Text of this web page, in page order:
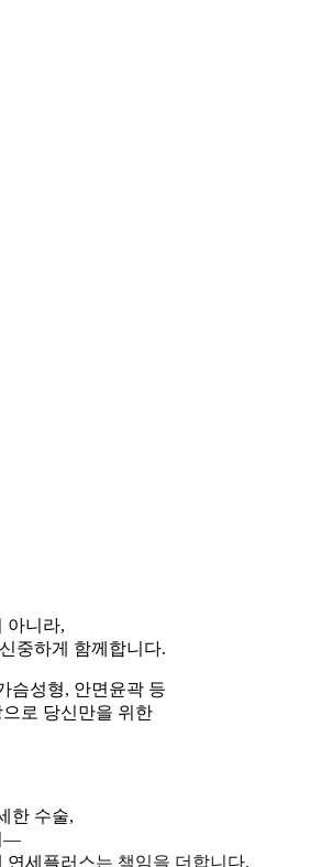
아니라,
중하게 함께합니다.
슴성형, 안면윤곽 등
로 당신만을 위한
한 수술,
—
세플러스는 책임을 더합니다.